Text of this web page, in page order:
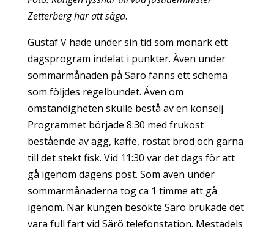
Zetterberg har att säga.
Gustaf V hade under sin tid som monark ett
dagsprogram indelat i punkter. Även under
sommarmånaden på Särö fanns ett schema
som följdes regelbundet. Även om
omständigheten skulle bestå av en konselj.
Programmet började 8:30 med frukost
bestående av ägg, kaffe, rostat bröd och gärna
till det stekt fisk. Vid 11:30 var det dags för att
gå igenom dagens post. Som även under
sommarmånaderna tog ca 1 timme att gå
igenom. När kungen besökte Särö brukade det
vara full fart vid Särö telefonstation. Mestadels